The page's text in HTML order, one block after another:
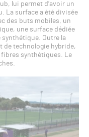
lui permet d’avoir un
La surface a été divisée
des buts mobiles, un
une surface dédiée
synthétique. Outre la
de technologie hybride,
fibres synthétiques. Le